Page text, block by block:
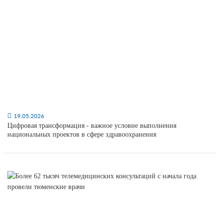
19.05.2026
Цифровая трансформация - важное условие выполнения
национальных проектов в сфере здравоохранения